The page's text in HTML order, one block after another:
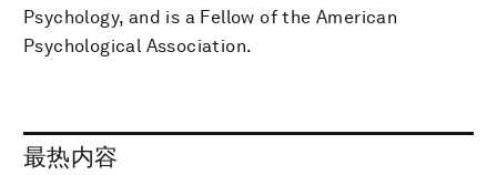
Psychology, and is a Fellow of the American
Psychological Association.
最热内容